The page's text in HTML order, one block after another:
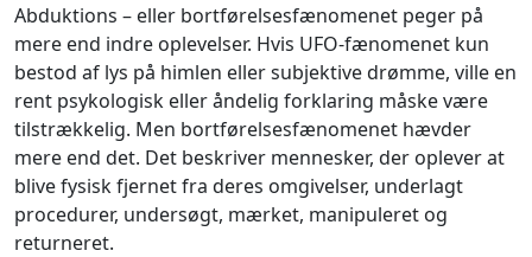
Abduktions – eller bortførelsesfænomenet peger på
mere end indre oplevelser. Hvis UFO-fænomenet kun
bestod af lys på himlen eller subjektive drømme, ville en
rent psykologisk eller åndelig forklaring måske være
tilstrækkelig. Men bortførelsesfænomenet hævder
mere end det. Det beskriver mennesker, der oplever at
blive fysisk fjernet fra deres omgivelser, underlagt
procedurer, undersøgt, mærket, manipuleret og
returneret.